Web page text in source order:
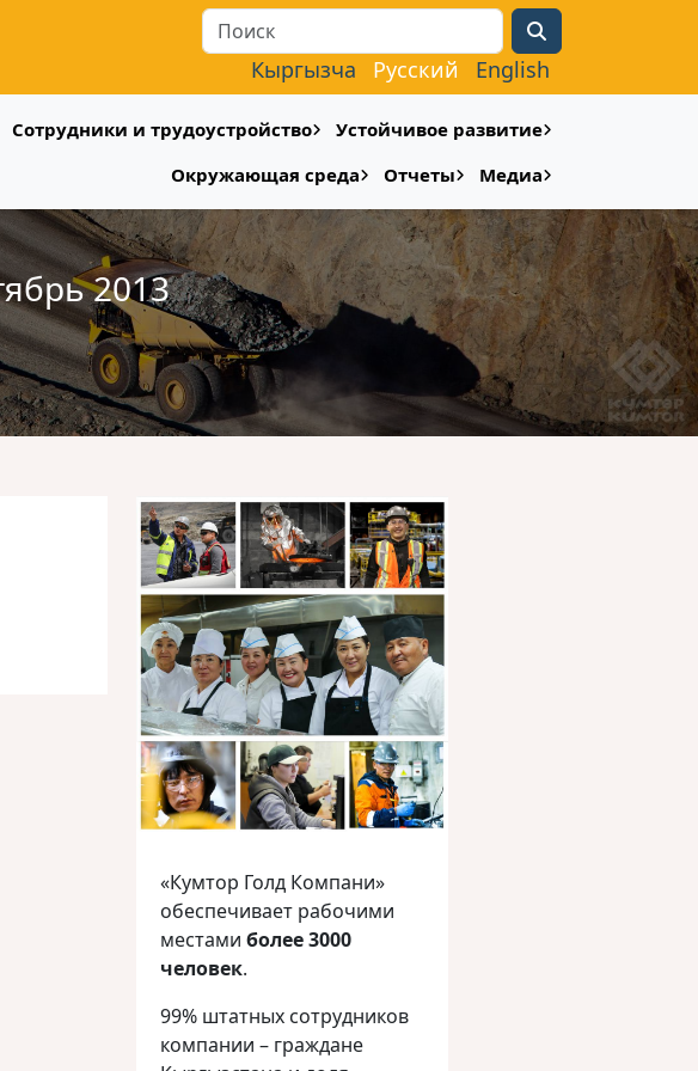
Search
Кыргызча Русский English
Сотрудники и трудоустройство
Устойчивое развитие
Окружающая среда
Отчеты Медиа
2013
«Кумтор Голд Компани»
обеспечивает рабочими
местами более 3000
человек.
99% штатных сотрудников
компании – граждане